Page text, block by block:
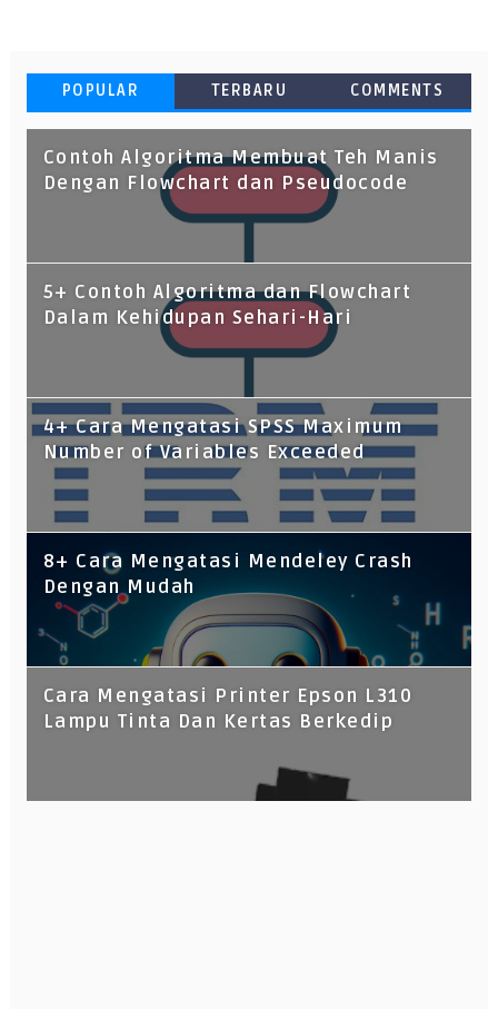
POPULAR TERBARU COMMENTS
Contoh Algoritma Membuat Teh Manis
Dengan Flowchart dan Pseudocode
5+ Contoh Algoritma dan Flowchart
Dalam Kehidupan Sehari-Hari
4+ Cara Mengatasi SPSS Maximum
Number of Variables Exceeded
8+ Cara Mengatasi Mendeley Crash
Dengan Mudah
Cara Mengatasi Printer Epson L310
Lampu Tinta Dan Kertas Berkedip